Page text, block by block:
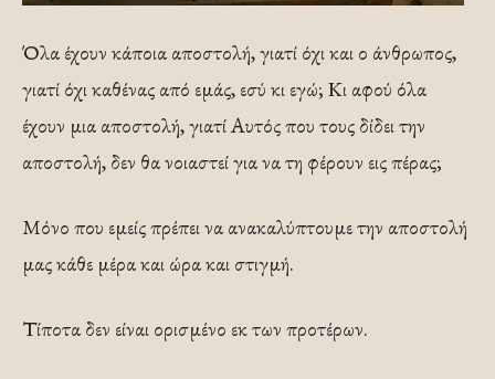
Όλα έχουν κάποια αποστολή, γιατί όχι και ο άνθρωπος,
γιατί όχι καθένας από εμάς, εσύ κι εγώ; Κι αφού όλα
έχουν μια αποστολή, γιατί Αυτός που τους δίδει την
αποστολή, δεν θα νοιαστεί για να τη φέρουν εις πέρας;
Μόνο που εμείς πρέπει να ανακαλύπτουμε την αποστολή
μας κάθε μέρα και ώρα και στιγμή.
Τίποτα δεν είναι ορισμένο εκ των προτέρων.